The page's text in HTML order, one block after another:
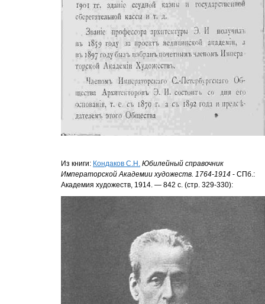
Из книги: Кондаков С.Н. Юбилейный справочник
Императорской Академии художеств. 1764-1914- СПб.:
Академия художеств, 1914. — 842 с. (стр. 329-330):